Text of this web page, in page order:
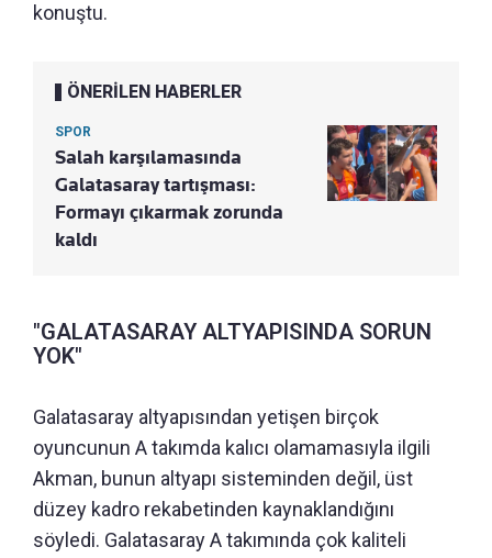
konuştu.
ÖNERİLEN HABERLER
SPOR
Salah karşılamasında
Galatasaray tartışması:
Formayı çıkarmak zorunda
kaldı
"GALATASARAY ALTYAPISINDA SORUN
YOK"
Galatasaray altyapısından yetişen birçok
oyuncunun A takımda kalıcı olamamasıyla ilgili
Akman, bunun altyapı sisteminden değil, üst
düzey kadro rekabetinden kaynaklandığını
söyledi. Galatasaray A takımında çok kaliteli